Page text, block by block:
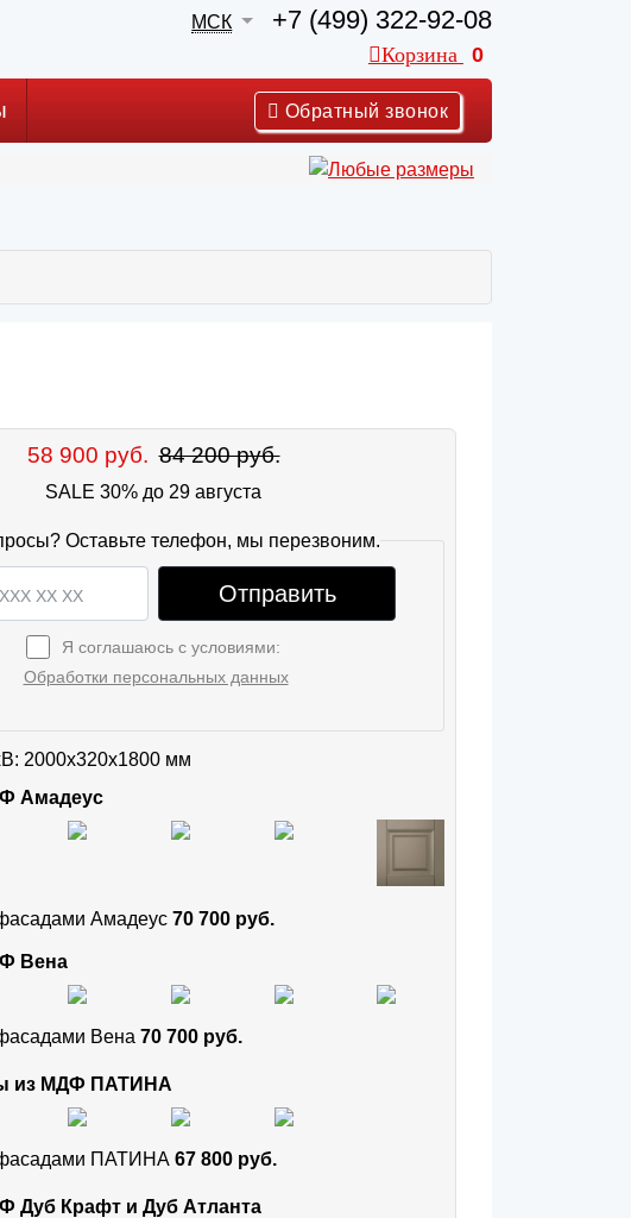
МСК +7 (499) 322-92-08
Корзина 0
Обратный звонок
58 900 руб. 84 200 руб.
SALE 30% до 29 августа
Оставьте телефон, мы перезвоним.
Отправить
Я соглашаюсь с условиями:
Обработки персональных данных
2000x320x1800 мм
Амадеус
Амадеус 70 700 руб.
Вена
Вена 70 700 руб.
из МДФ ПАТИНА
фасадами ПАТИНА 67 800 руб.
Дуб Крафт и Дуб Атланта